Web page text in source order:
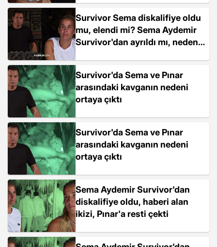
Survivor Sema diskalifiye oldu
mu, elendi mi? Sema Aydemir
Survivor'dan ayrıldı mı, neden
Survivor'da Sema ve Pınar
arasındaki kavganın nedeni
ortaya çıktı
Survivor'da Sema ve Pınar
arasındaki kavganın nedeni
ortaya çıktı
Sema Aydemir Survivor'dan
diskalifiye oldu, haberi alan
ikizi, Pınar'a resti çekti